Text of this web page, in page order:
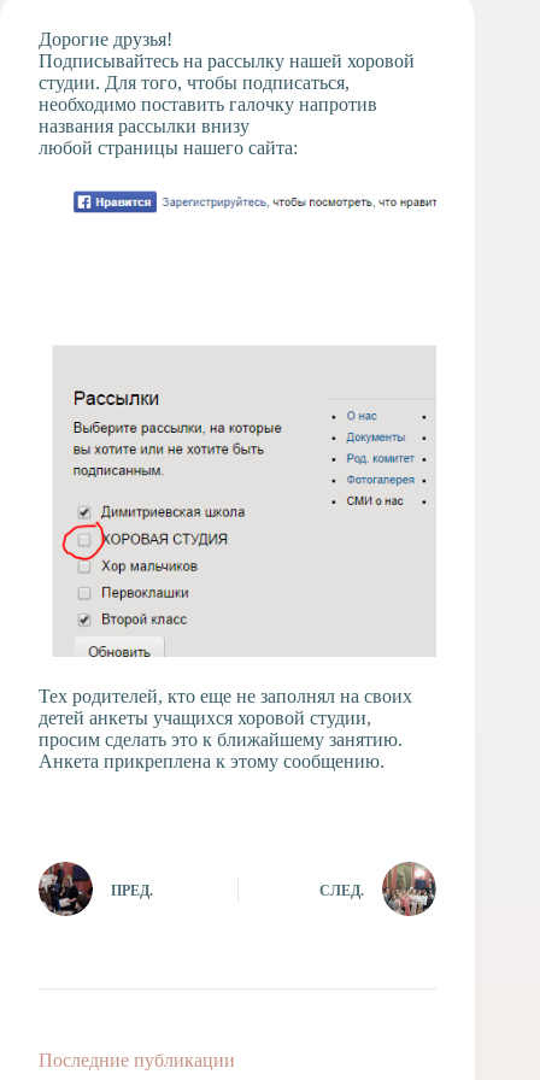
студия
Музыкальное
отделение
Психологическая
Служба
Тьюторская
служба
Дорогие друзья!
Подписывайтесь на рассылку нашей хоровой
студии. Для того, чтобы подписаться,
необходимо поставить галочку напротив
названия рассылки внизу
любой страницы нашего сайта:
Тех родителей, кто еще не заполнял на своих
детей анкеты учащихся хоровой студии,
просим сделать это к ближайшему занятию.
Анкета прикреплена к этому сообщению.
ПРЕД. СЛЕД.
Последние публикации